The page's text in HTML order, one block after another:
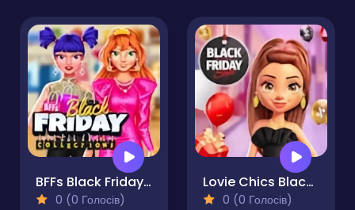
BFFs Black Friday Collection
0 (0 Голосів)
Lovie Chics Black Friday Shopping
0 (0 Голосів)